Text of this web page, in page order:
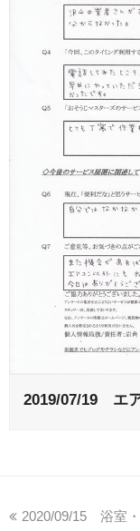
2019/07/19 エ
2020/09/15 浴室